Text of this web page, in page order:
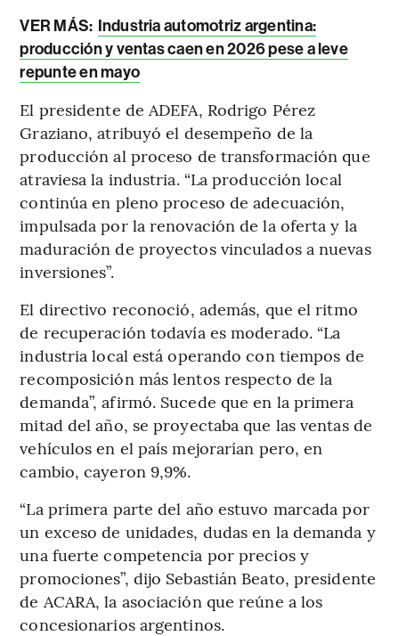
VER MÁS: Industria automotriz argentina:
producción y ventas caen en 2026 pese a leve
repunte en mayo
El presidente de ADEFA, Rodrigo Pérez
Graziano, atribuyó el desempeño de la
producción al proceso de transformación que
atraviesa la industria. “La producción local
continúa en pleno proceso de adecuación,
impulsada por la renovación de la oferta y la
maduración de proyectos vinculados a nuevas
inversiones”.
El directivo reconoció, además, que el ritmo
de recuperación todavía es moderado. “La
industria local está operando con tiempos de
recomposición más lentos respecto de la
demanda”, afirmó. Sucede que en la primera
mitad del año, se proyectaba que las ventas de
vehículos en el país mejorarían pero, en
cambio, cayeron 9,9%.
“La primera parte del año estuvo marcada por
un exceso de unidades, dudas en la demanda y
una fuerte competencia por precios y
promociones”, dijo Sebastián Beato, presidente
de ACARA, la asociación que reúne a los
concesionarios argentinos.